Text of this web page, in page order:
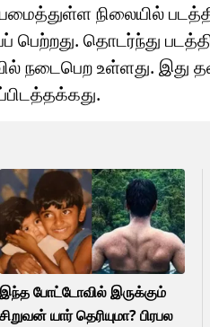
நிலையில்
பெற்றது. தொடர்ந்து
நடைபெற உள்ளது. இது
இந்த போட்டோவில் இருக்கும்
சிறுவன் யார் தெரியுமா? பிரபல